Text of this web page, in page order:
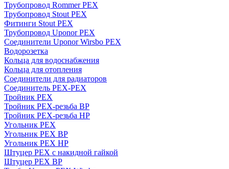
Трубопровод Rommer PEX
Трубопровод Stout PEX
Фитинги Stout PEX
Трубопровод Uponor PEX
Соединители Uponor Wirsbo PEX
Водорозетка
Кольца для водоснабжения
Кольца для отопления
Соединители для радиаторов
Соединитель PEX-PEX
Тройник PEX
Тройник PEX-резьба ВР
Тройник PEX-резьба НР
Угольник PEX
Угольник PEX ВР
Угольник PEX НР
Штуцер PEX c накидной гайкой
Штуцер PEX ВР